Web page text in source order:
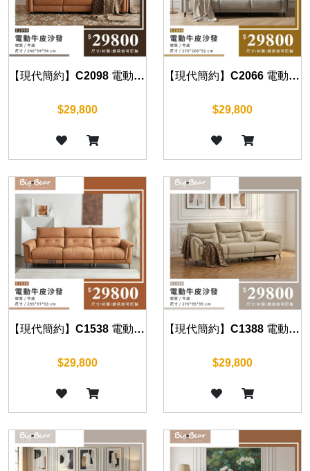
【現代簡約】C2098 電動牛皮沙發
$29,800
【現代簡約】C2066 電動牛皮沙發
$29,800
【現代簡約】C1538 電動牛皮沙發
$29,800
【現代簡約】C1388 電動牛皮沙發
$29,800